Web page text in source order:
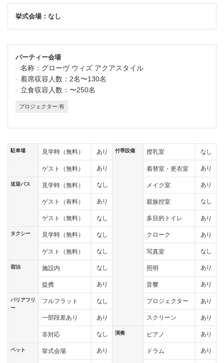
挙式会場：なし
パーティー会場
名称： グローヴ ウィズ アクアスタイル
着席収容人数： 2名〜130名
立食収容人数： 〜250名
プロジェクター:有
駐車場 見学時（無料） あり
ゲスト（無料） あり
送迎バス 見学時（無料） なし
ゲスト（有料） あり
ゲスト（無料） なし
タクシー 見学時（無料） なし
ゲスト（無料） なし
宿泊 施設内 なし
提携 あり
バリアフリ
ー
フルフラット なし
一部段差あり あり
非対応 なし
ペット 挙式会場 あり
付帯設備 授乳室 なし
着替室・更衣室 あり
メイク室 あり
親族控室 なし
多目的トイレ あり
クローク あり
写真室 なし
照明 あり
音響 あり
プロジェクター あり
スクリーン あり
演奏 ピアノ あり
ドラム あり